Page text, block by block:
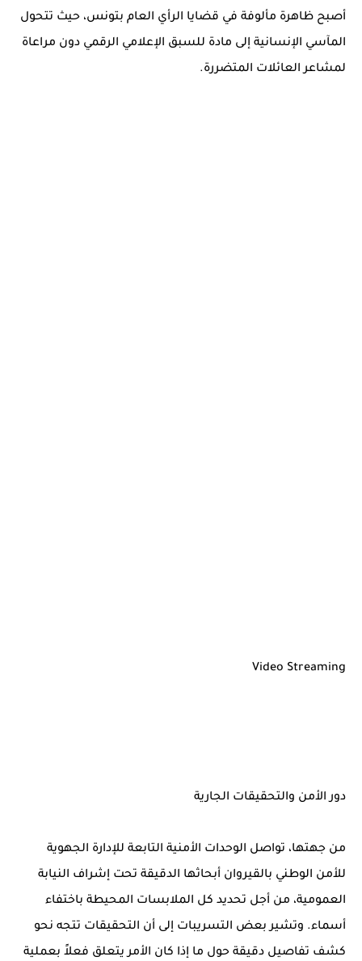
أصبح ظاهرة مألوفة في قضايا الرأي العام بتونس، حيث تتحول
المآسي الإنسانية إلى مادة للسبق الإعلامي الرقمي دون مراعاة
لمشاعر العائلات المتضررة.
Video Streaming
دور الأمن والتحقيقات الجارية
من جهتها، تواصل الوحدات الأمنية التابعة للإدارة الجهوية
للأمن الوطني بالقيروان أبحاثها الدقيقة تحت إشراف النيابة
العمومية، من أجل تحديد كل الملابسات المحيطة باختفاء
أسماء. وتشير بعض التسريبات إلى أن التحقيقات تتجه نحو
كشف تفاصيل دقيقة حول ما إذا كان الأمر يتعلق فعلاً بعملية